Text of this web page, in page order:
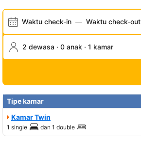
Waktu check-in — Waktu check-out
2 dewasa · 0 anak · 1 kamar
Tipe kamar
Kamar Twin
1 single dan 1 double